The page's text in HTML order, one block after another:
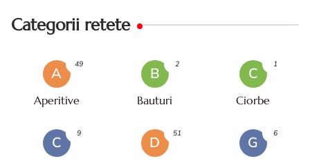
Categorii retete
A
Aperitive
49
B
Bauturi
2
C
Ciorbe
1
C
9
D
51
G
6